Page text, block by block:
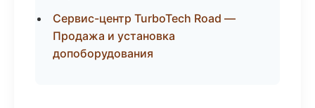
Сервис-центр TurboTech Road —
Продажа и установка
допоборудования